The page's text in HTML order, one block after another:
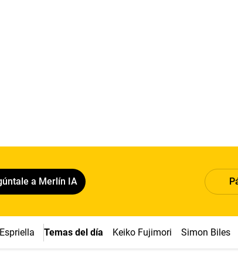
a Merlín IA
Temas del día Keiko Fujimori Simon Biles